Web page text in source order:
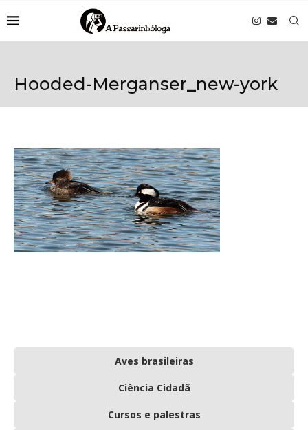
Hooded-Merganser_new-york
Aves brasileiras
Ciência Cidadã
Cursos e palestras